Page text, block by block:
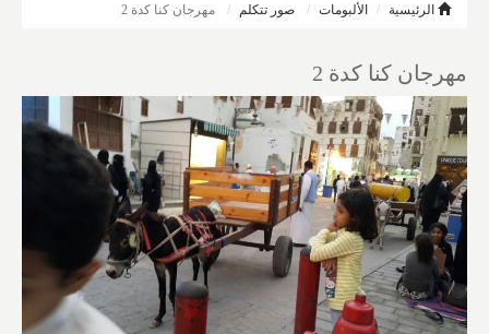
الرئيسية الألبومات صور تتكلم مهرجان كنا كدة 2
مهرجان كنا كدة 2